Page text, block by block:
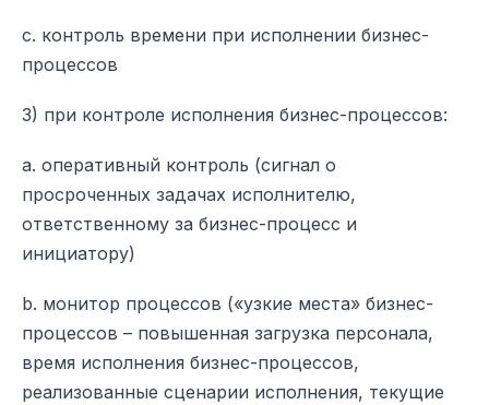
c. контроль времени при исполнении бизнес-
процессов
3) при контроле исполнения бизнес-процессов:
a. оперативный контроль (сигнал о
просроченных задачах исполнителю,
ответственному за бизнес-процесс и
инициатору)
b. монитор процессов («узкие места» бизнес-
процессов – повышенная загрузка персонала,
время исполнения бизнес-процессов,
реализованные сценарии исполнения, текущие